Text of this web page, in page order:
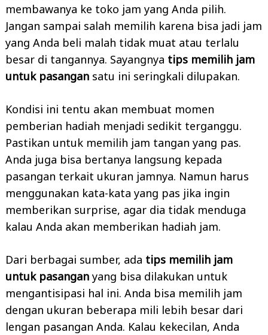
membawanya ke toko jam yang Anda pilih.
Jangan sampai salah memilih karena bisa jadi jam
yang Anda beli malah tidak muat atau terlalu
besar di tangannya. Sayangnya tips memilih jam
untuk pasangan satu ini seringkali dilupakan.
Kondisi ini tentu akan membuat momen
pemberian hadiah menjadi sedikit terganggu.
Pastikan untuk memilih jam tangan yang pas.
Anda juga bisa bertanya langsung kepada
pasangan terkait ukuran jamnya. Namun harus
menggunakan kata-kata yang pas jika ingin
memberikan surprise, agar dia tidak menduga
kalau Anda akan memberikan hadiah jam.
Dari berbagai sumber, ada tips memilih jam
untuk pasangan yang bisa dilakukan untuk
mengantisipasi hal ini. Anda bisa memilih jam
dengan ukuran beberapa mili lebih besar dari
lengan pasangan Anda. Kalau kekecilan, Anda